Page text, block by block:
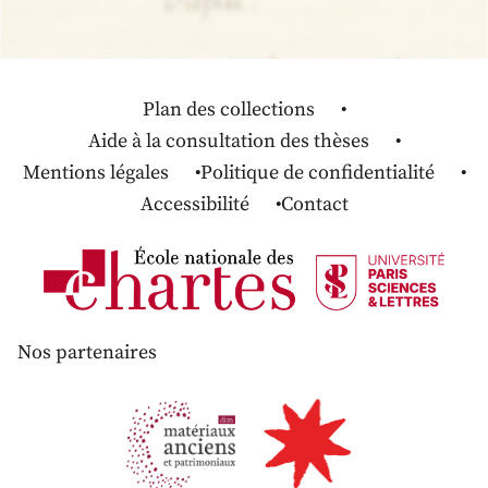
Plan des collections
Aide à la consultation des thèses
Mentions légales
Politique de confidentialité
Accessibilité
Contact
Nos partenaires